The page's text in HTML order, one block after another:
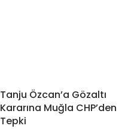
Tanju Özcan’a Gözaltı
Kararına Muğla CHP’den
Tepki